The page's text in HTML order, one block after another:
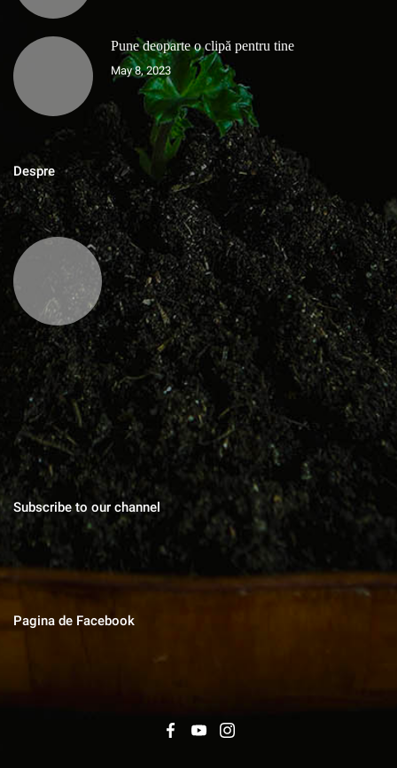
Pune deoparte o clipă pentru tine
May 8, 2023
Despre
MAGAZINUL DE ACASA
Blog cu zeci de sfaturi pentru grădinărit bio, rețete pentru toate
gusturile, povești de viata, trucuri în gospodărie, cuvinte pentru
suflet.
Subscribe to our channel
Pagina de Facebook